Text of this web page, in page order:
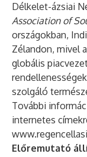
Délkelet-ázsiai
Association of
országokban,
Zélandon, mivel
globális
szolgáló
További
internetes
Előremutató